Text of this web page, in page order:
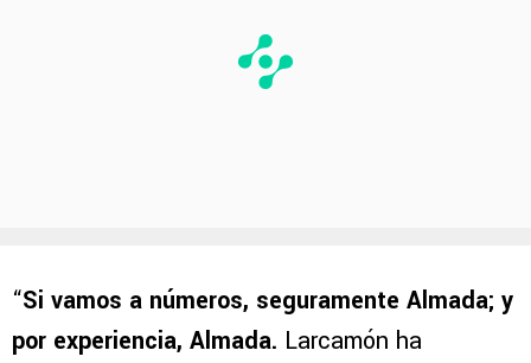
“Si vamos a números, seguramente Almada; y
por experiencia, Almada. Larcamón ha